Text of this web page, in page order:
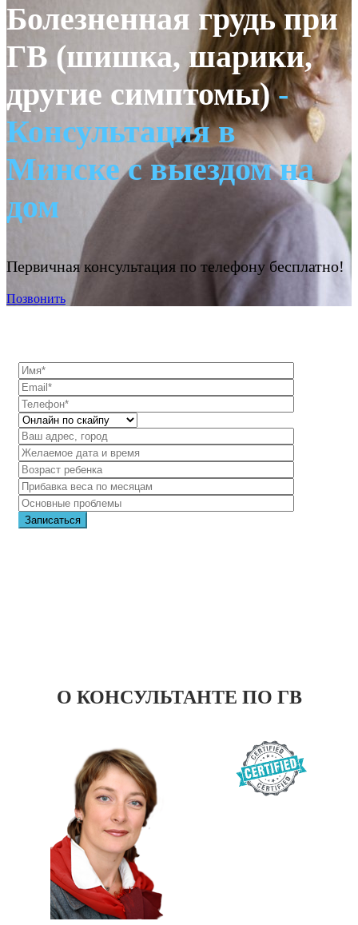
Болезненная грудь при
ГВ (шишка, шарики,
другие симптомы)-
Консультация в
Минске с выездом на
дом
Первичная консультация по телефону бесплатно!
Позвонить
О КОНСУЛЬТАНТЕ ПО ГВ